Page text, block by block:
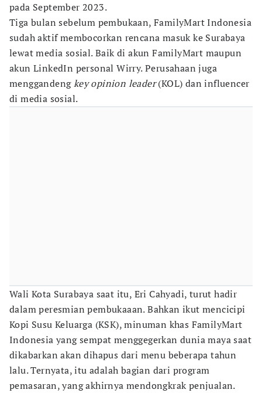
pada September 2023.
Tiga bulan sebelum pembukaan, FamilyMart Indonesia
sudah aktif membocorkan rencana masuk ke Surabaya
lewat media sosial. Baik di akun FamilyMart maupun
akun LinkedIn personal Wirry. Perusahaan juga
menggandengkey opinion leader(KOL) dan influencer
di media sosial.
Wali Kota Surabaya saat itu, Eri Cahyadi, turut hadir
dalam peresmian pembukaaan. Bahkan ikut mencicipi
Kopi Susu Keluarga (KSK), minuman khas FamilyMart
Indonesia yang sempat menggegerkan dunia maya saat
dikabarkan akan dihapus dari menu beberapa tahun
lalu. Ternyata, itu adalah bagian dari program
pemasaran, yang akhirnya mendongkrak penjualan.